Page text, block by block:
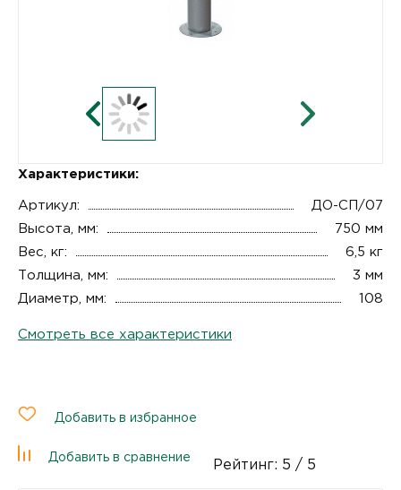
Характеристики:
Артикул:
ДО-СП/07
Высота, мм:
750 мм
Вес, кг:
6,5 кг
Толщина, мм:
3 мм
Диаметр, мм:
108
Смотреть все характеристики
Добавить в избранное
Добавить в сравнение
Рейтинг: 5 / 5